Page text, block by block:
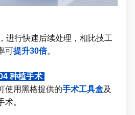
，进行快速后续处理，相比技工
可提升30倍。
种植手术
使用黑格提供的手术工具盒及
术。